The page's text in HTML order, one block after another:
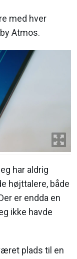
med hver
Atmos.
har aldrig
højttalere, både
er endda en
ikke havde
plads til en